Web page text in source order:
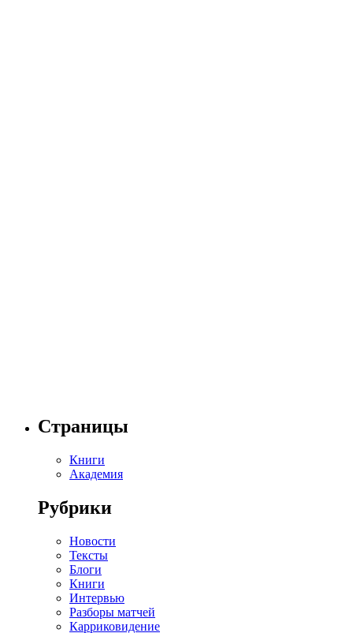
Страницы
Книги
Академия
Рубрики
Новости
Тексты
Блоги
Книги
Интервью
Разборы матчей
Карриковидение